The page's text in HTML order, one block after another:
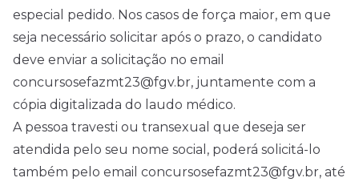
especial pedido. Nos casos de força maior, em que
seja necessário solicitar após o prazo, o candidato
deve enviar a solicitação no email
concursosefazmt23@fgv.br, juntamente com a
cópia digitalizada do laudo médico.
A pessoa travesti ou transexual que deseja ser
atendida pelo seu nome social, poderá solicitá-lo
também pelo email concursosefazmt23@fgv.br, até